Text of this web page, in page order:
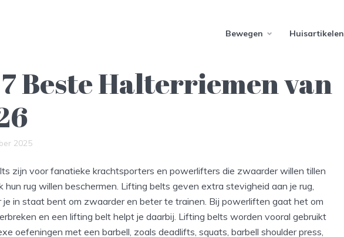
Bewegen Huisartikelen
Beste Halterriemen van
2025
zijn voor fanatieke krachtsporters en powerlifters die zwaarder willen tillen
hun rug willen beschermen. Lifting belts geven extra stevigheid aan je rug,
je in staat bent om zwaarder en beter te trainen. Bij powerliften gaat het om
en een lifting belt helpt je daarbij. Lifting belts worden vooral gebruikt
oefeningen met een barbell, zoals deadlifts, squats, barbell shoulder press,